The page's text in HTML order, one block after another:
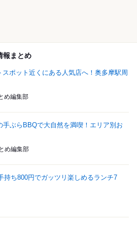
報まとめ
スポット近くにある人気店へ！奥多摩駅周
め編集部
手ぶらBBQで大自然を満喫！エリア別お
め編集部
持ち800円でガッツリ楽しめるランチ7